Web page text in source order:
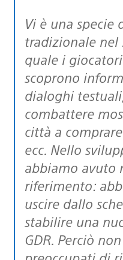
Vi è una specie di modello
tradizionale nel
quale i
scoprono
dialoghi
combattere
città a
ecc. Nello
abbiamo avuto
riferimento:
uscire dallo
stabilire una
GDR. Perciò